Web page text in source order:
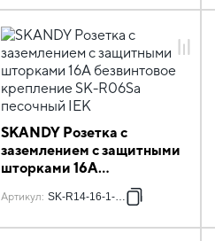
SKANDY Розетка с
заземлением с защитными
шторками 16А
безвинтовое крепление
SK-R06Sa песочный IEK
Артикул: SK-R14-16-1-K98